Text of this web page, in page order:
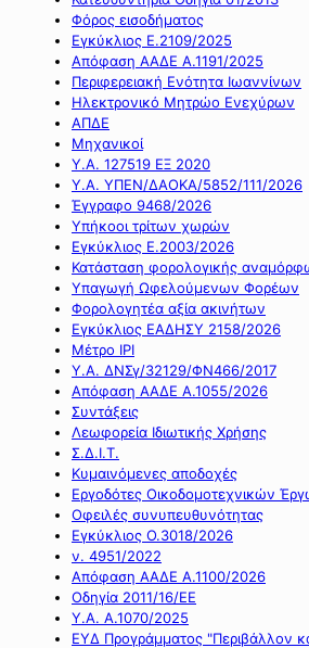
Φόρος εισοδήματος
Εγκύκλιος Ε.2109/2025
Απόφαση ΑΑΔΕ Α.1191/2025
Περιφερειακή Ενότητα Ιωαννίνων
Ηλεκτρονικό Μητρώο Ενεχύρων
ΑΠΔΕ
Μηχανικοί
Υ.Α. 127519 ΕΞ 2020
Υ.Α. ΥΠΕΝ/ΔΑΟΚΑ/5852/111/2026
Έγγραφο 9468/2026
Υπήκοοι τρίτων χωρών
Εγκύκλιος Ε.2003/2026
Κατάσταση φορολογικής
Υπαγωγή Ωφελούμενων Φορέων
Φορολογητέα αξία ακινήτων
Εγκύκλιος ΕΑΔΗΣΥ 2158/2026
Μέτρο IPI
Υ.Α. ΔΝΣγ/32129/ΦΝ466/2017
Απόφαση ΑΑΔΕ Α.1055/2026
Συντάξεις
Λεωφορεία Ιδιωτικής Χρήσης
Σ.Δ.Ι.Τ.
Κυμαινόμενες αποδοχές
Εργοδότες Οικοδομοτεχνικών
Οφειλές συνυπευθυνότητας
Εγκύκλιος Ο.3018/2026
ν. 4951/2022
Απόφαση ΑΑΔΕ Α.1100/2026
Οδηγία 2011/16/ΕΕ
Υ.Α. Α.1070/2025
ΕΥΔ Προγράμματος "Περιβάλλον